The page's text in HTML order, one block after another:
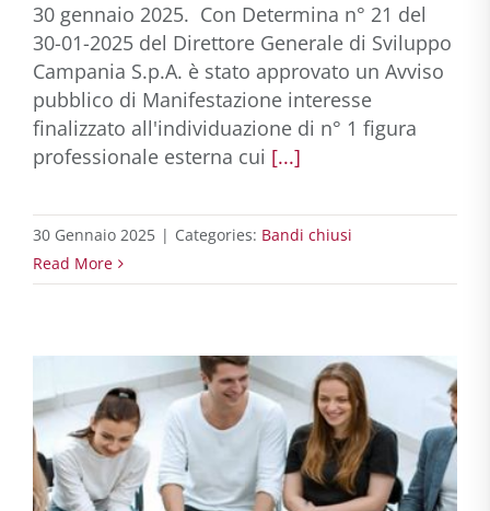
30 gennaio 2025. Con Determina n° 21 del
30-01-2025 del Direttore Generale di Sviluppo
Campania S.p.A. è stato approvato un Avviso
pubblico di Manifestazione interesse
finalizzato all'individuazione di n° 1 figura
professionale esterna cui [...]
30 Gennaio 2025 | Categories: Bandi chiusi
Read More